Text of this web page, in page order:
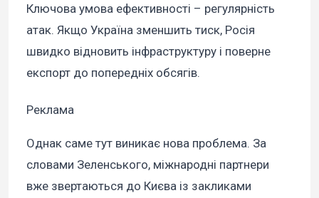
Ключова умова ефективності – регулярність
атак. Якщо Україна зменшить тиск, Росія
швидко відновить інфраструктуру і поверне
експорт до попередніх обсягів.
Реклама
Однак саме тут виникає нова проблема. За
словами Зеленського, міжнародні партнери
вже звертаються до Києва із закликами